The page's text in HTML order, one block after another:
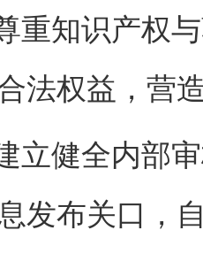
知识产权与
法权益，营
健全内部审
发布关口，